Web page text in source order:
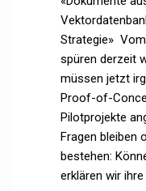
Strategie»
spüren derzeit
müssen jetzt
Proof-of-
Pilotprojekte
Fragen bleiben
bestehen:
erklären wir